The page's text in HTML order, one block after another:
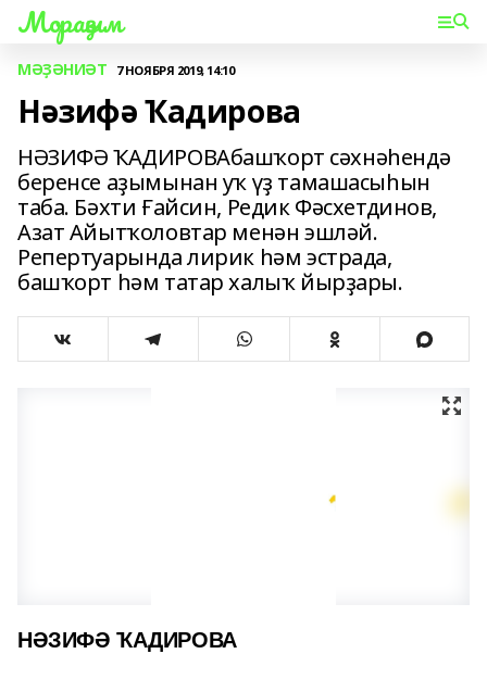
Мораҙым
МӘҘӘНИӘТ 7 НОЯБРЯ 2019, 14:10
Нәзифә Ҡадирова
НӘЗИФӘ ҠАДИРОВАбашҡорт сәхнәһендә
беренсе аҙымынан уҡ үҙ тамашасыһын
таба. Бәхти Ғайсин, Редик Фәсхетдинов,
Азат Айытҡоловтар менән эшләй.
Репертуарында лирик һәм эстрада,
башҡорт һәм татар халыҡ йырҙары.
НӘЗИФӘ ҠАДИРОВА